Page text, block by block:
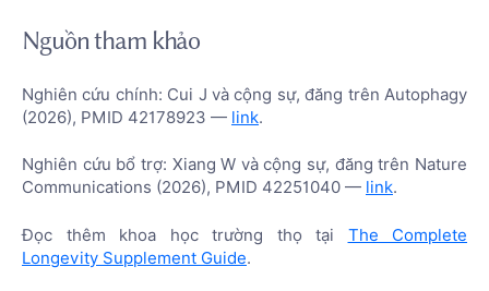
Nguồn tham khảo
Nghiên cứu chính: Cui J và cộng sự, đăng trên Autophagy
(2026), PMID 42178923 — link.
Nghiên cứu bổ trợ: Xiang W và cộng sự, đăng trên Nature
Communications (2026), PMID 42251040 — link.
Đọc thêm khoa học trường thọ tại The Complete
Longevity Supplement Guide.